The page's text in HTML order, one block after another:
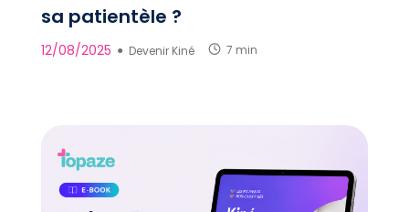
sa patientèle ?
12/08/2025 ● Devenir Kiné 7 min